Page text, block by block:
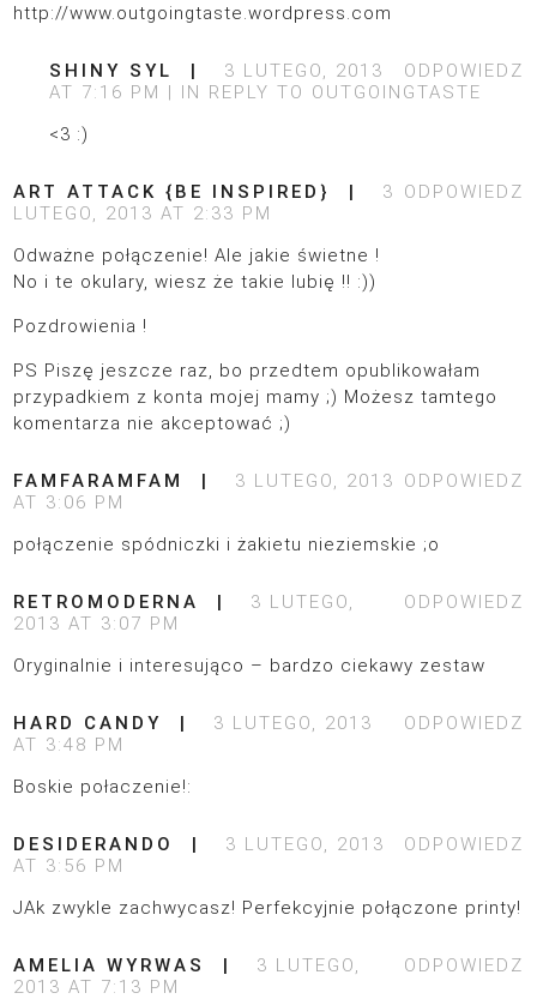
http://www.outgoingtaste.wordpress.com
ODPOWIEDZ
SHINY SYL
3 LUTEGO, 2013
AT 7:16 PM
IN REPLY TO OUTGOINGTASTE
<3 :)
ODPOWIEDZ
ART ATTACK {BE INSPIRED}
3
LUTEGO, 2013 AT 2:33 PM
Odważne połączenie! Ale jakie świetne !
No i te okulary, wiesz że takie lubię !! :))
Pozdrowienia !
PS Piszę jeszcze raz, bo przedtem opublikowałam
przypadkiem z konta mojej mamy ;) Możesz tamtego
komentarza nie akceptować ;)
ODPOWIEDZ
FAMFARAMFAM
3 LUTEGO, 2013
AT 3:06 PM
połączenie spódniczki i żakietu nieziemskie ;o
ODPOWIEDZ
RETROMODERNA
3 LUTEGO,
2013 AT 3:07 PM
Oryginalnie i interesująco – bardzo ciekawy zestaw
ODPOWIEDZ
HARD CANDY
3 LUTEGO, 2013
AT 3:48 PM
Boskie połaczenie!:
ODPOWIEDZ
DESIDERANDO
3 LUTEGO, 2013
AT 3:56 PM
JAk zwykle zachwycasz! Perfekcyjnie połączone printy!
ODPOWIEDZ
AMELIA WYRWAS
3 LUTEGO,
2013 AT 7:13 PM